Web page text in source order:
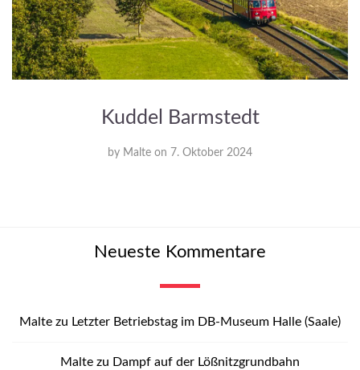
Kuddel Barmstedt
by Malte on 7. Oktober 2024
Neueste Kommentare
Malte zu Letzter Betriebstag im DB-Museum Halle (Saale)
Malte zu Dampf auf der Lößnitzgrundbahn